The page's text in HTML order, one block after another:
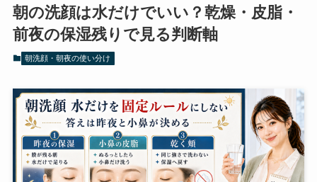
朝の洗顔は水だけでいい？乾燥・皮脂・
前夜の保湿残りで見る判断軸
朝洗顔・朝夜の使い分け